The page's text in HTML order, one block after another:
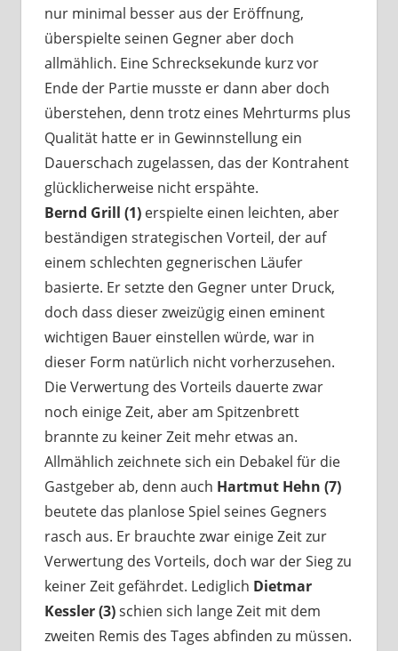
nur minimal besser aus der Eröffnung,
überspielte seinen Gegner aber doch
allmählich. Eine Schrecksekunde kurz vor
Ende der Partie musste er dann aber doch
überstehen, denn trotz eines Mehrturms plus
Qualität hatte er in Gewinnstellung ein
Dauerschach zugelassen, das der Kontrahent
glücklicherweise nicht erspähte.
Bernd Grill (1) erspielte einen leichten, aber
beständigen strategischen Vorteil, der auf
einem schlechten gegnerischen Läufer
basierte. Er setzte den Gegner unter Druck,
doch dass dieser zweizügig einen eminent
wichtigen Bauer einstellen würde, war in
dieser Form natürlich nicht vorherzusehen.
Die Verwertung des Vorteils dauerte zwar
noch einige Zeit, aber am Spitzenbrett
brannte zu keiner Zeit mehr etwas an.
Allmählich zeichnete sich ein Debakel für die
Gastgeber ab, denn auch Hartmut Hehn (7)
beutete das planlose Spiel seines Gegners
rasch aus. Er brauchte zwar einige Zeit zur
Verwertung des Vorteils, doch war der Sieg zu
keiner Zeit gefährdet. Lediglich Dietmar
Kessler (3)schien sich lange Zeit mit dem
zweiten Remis des Tages abfinden zu müssen.